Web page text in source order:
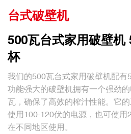
台式破壁机
500瓦台式家用破壁机
杯
我们的500瓦台式家用破壁机配有
功能强大的破壁机拥有一个强劲
瓦，确保了高效的榨汁性能。它
使用100-120伏的电源，也可使用
在不同地区使用。